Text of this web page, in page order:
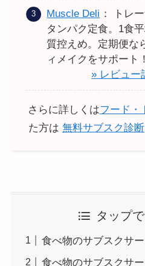
Muscle Deli ： トレ
タンパク定食。1食
質控えめ。定期便な
ィメイクをサポート！
» レビュー
さらに詳しくはフード・
た方は 無料サブスク診断
タップ
食べ物のサブスクサ
食べ物のサブスクサ